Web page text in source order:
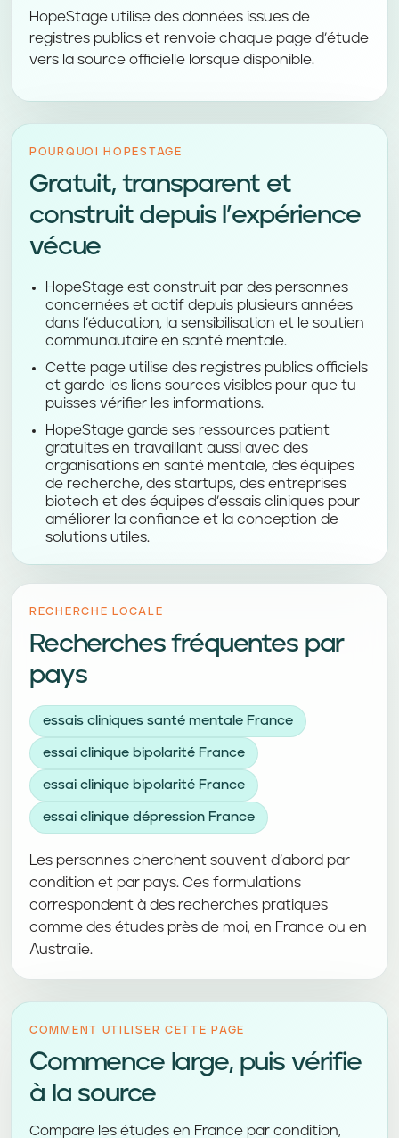
HopeStage utilise des données issues de
registres publics et renvoie chaque page d’étude
vers la source officielle lorsque disponible.
POURQUOI HOPESTAGE
Gratuit, transparent et
construit depuis l’expérience
vécue
HopeStage est construit par des personnes
concernées et actif depuis plusieurs années
dans l’éducation, la sensibilisation et le soutien
communautaire en santé mentale.
Cette page utilise des registres publics officiels
et garde les liens sources visibles pour que tu
puisses vérifier les informations.
HopeStage garde ses ressources patient
gratuites en travaillant aussi avec des
organisations en santé mentale, des équipes
de recherche, des startups, des entreprises
biotech et des équipes d’essais cliniques pour
améliorer la confiance et la conception de
solutions utiles.
RECHERCHE LOCALE
Recherches fréquentes par
pays
essais cliniques santé mentale France
essai clinique bipolarité France
essai clinique bipolarité France
essai clinique dépression France
Les personnes cherchent souvent d’abord par
condition et par pays. Ces formulations
correspondent à des recherches pratiques
comme des études près de moi, en France ou en
Australie.
COMMENT UTILISER CETTE PAGE
Commence large, puis vérifie
à la source
Compare les études en France par condition,